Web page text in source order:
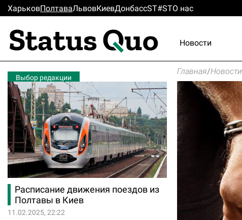
ХарьковПолтаваЛьвовКиевДонбассST#STО нас
Новости
Выбор редакции
Расписание движения поездов из
Полтавы в Киев
11.02.2025, 22:22
Главная/Новости